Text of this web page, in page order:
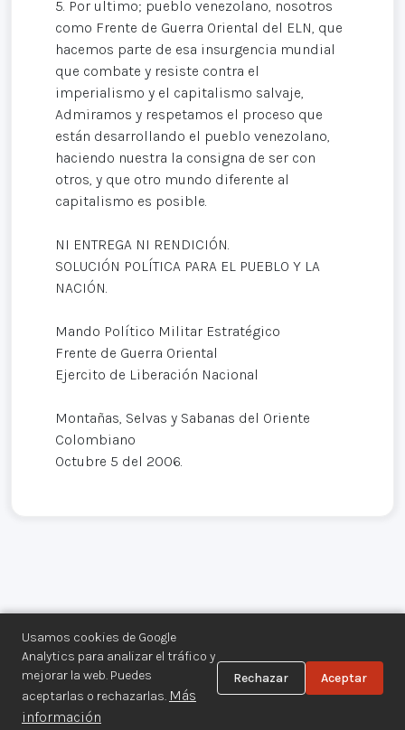
Usamos cookies de Google
Analytics para analizar el tráfico y
mejorar la web. Puedes
aceptarlas o rechazarlas. Más
información
Rechazar Aceptar
5. Por ultimo; pueblo venezolano, nosotros
como Frente de Guerra Oriental del ELN, que
hacemos parte de esa insurgencia mundial
que combate y resiste contra el
imperialismo y el capitalismo salvaje,
Admiramos y respetamos el proceso que
están desarrollando el pueblo venezolano,
haciendo nuestra la consigna de ser con
otros, y que otro mundo diferente al
capitalismo es posible.
NI ENTREGA NI RENDICIÓN.
SOLUCIÓN POLÍTICA PARA EL PUEBLO Y LA
NACIÓN.
Mando Político Militar Estratégico
Frente de Guerra Oriental
Ejercito de Liberación Nacional
Montañas, Selvas y Sabanas del Oriente
Colombiano
Octubre 5 del 2006.
Centro de Documentación de los
Movimientos Armados©
Aviso legal·Privacidad